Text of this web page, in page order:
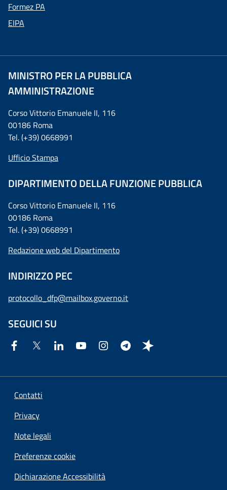
Formez PA
EIPA
MINISTRO PER LA PUBBLICA
AMMINISTRAZIONE
Corso Vittorio Emanuele II, 116
00186 Roma
Tel. (+39) 0668991
Ufficio Stampa
DIPARTIMENTO DELLA FUNZIONE PUBBLICA
Corso Vittorio Emanuele II, 116
00186 Roma
Tel. (+39) 0668991
Redazione web del Dipartimento
INDIRIZZO PEC
protocollo_dfp@mailbox.governo.it
SEGUICI SU
Contatti
Privacy
Note legali
Preferenze cookie
Dichiarazione Accessibilità